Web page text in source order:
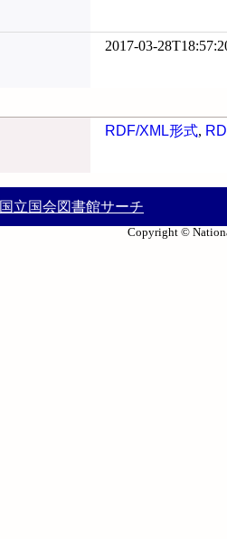
2017-03-
RDF/XML形式,
国立国会図書館サーチ
Copyright ©